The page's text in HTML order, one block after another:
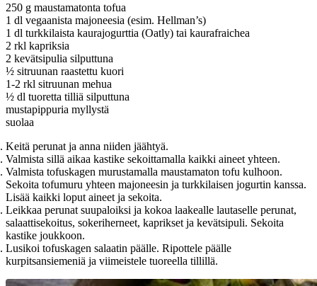
250 g maustamatonta tofua
1 dl vegaanista majoneesia (esim. Hellman’s)
1 dl turkkilaista kaurajogurttia (Oatly) tai kaurafraichea
2 rkl kapriksia
2 kevätsipulia silputtuna
½ sitruunan raastettu kuori
1-2 rkl sitruunan mehua
½ dl tuoretta tilliä silputtuna
mustapippuria myllystä
suolaa
Keitä perunat ja anna niiden jäähtyä.
Valmista sillä aikaa kastike sekoittamalla kaikki aineet yhteen.
Valmista tofuskagen murustamalla maustamaton tofu kulhoon.
Sekoita tofumuru yhteen majoneesin ja turkkilaisen jogurtin kanssa.
Lisää kaikki loput aineet ja sekoita.
Leikkaa perunat suupaloiksi ja kokoa laakealle lautaselle perunat,
salaattisekoitus, sokeriherneet, kaprikset ja kevätsipuli. Sekoita
kastike joukkoon.
Lusikoi tofuskagen salaatin päälle. Ripottele päälle
kurpitsansiemeniä ja viimeistele tuoreella tillillä.